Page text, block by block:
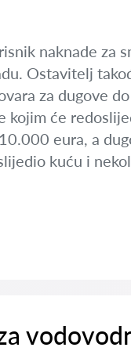
naknade za
Ostavitelj
za dugove
kojim će
eura, a
kuću i